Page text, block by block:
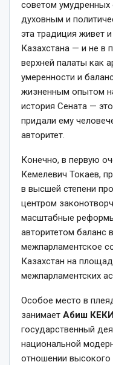
советом
духовным и
эта традиция живет
Казахстана — и не в
верхней палаты как
умеренности и
жизненным опытом
история Сената —
придали ему
авторитет.
Конечно, в первую
Кемелевич Токаев,
в высшей степени
центром
масштабные
авторитетом баланс
межпарламентское
Казахстан на
межпарламентских
Особое место в
занимает Абиш
государственный
национальной
отношении высокого